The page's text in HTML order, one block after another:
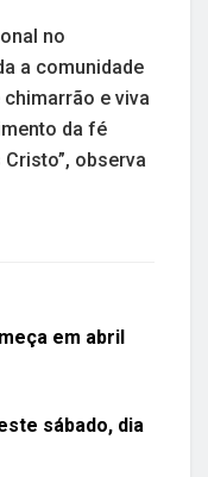
no
a comunidade
e viva
da fé
observa
em abril
sábado, dia